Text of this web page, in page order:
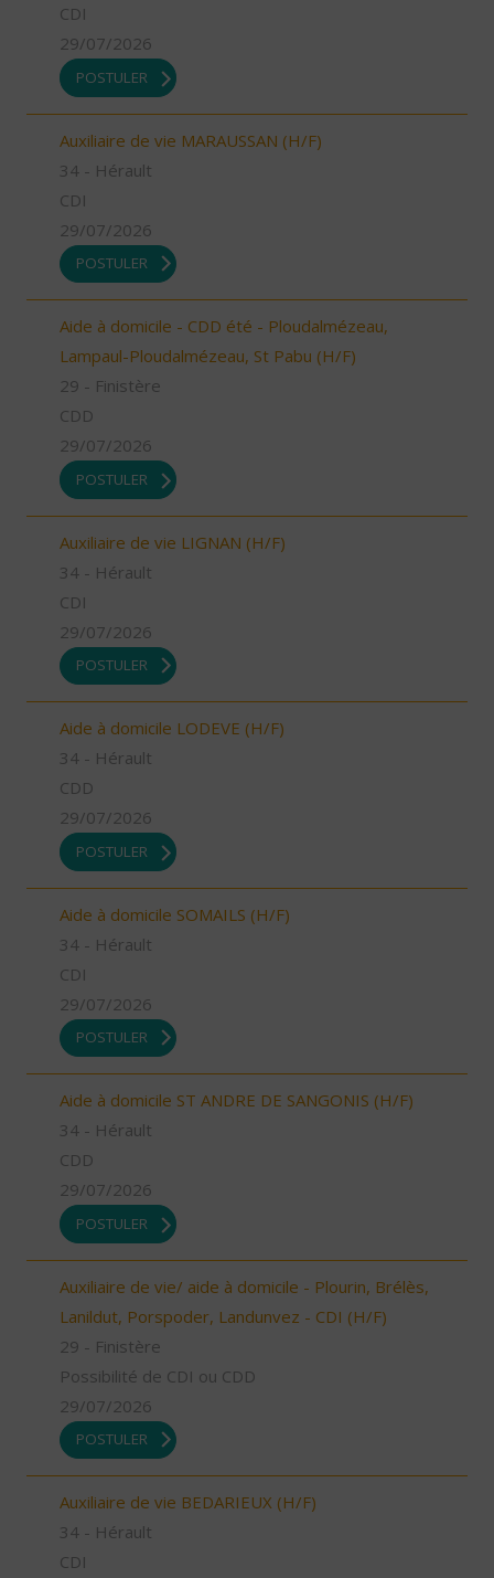
CDI
29/07/2026
POSTULER
Auxiliaire de vie MARAUSSAN (H/F)
34 - Hérault
CDI
29/07/2026
POSTULER
Aide à domicile - CDD été - Ploudalmézeau,
Lampaul-Ploudalmézeau, St Pabu (H/F)
29 - Finistère
CDD
29/07/2026
POSTULER
Auxiliaire de vie LIGNAN (H/F)
34 - Hérault
CDI
29/07/2026
POSTULER
Aide à domicile LODEVE (H/F)
34 - Hérault
CDD
29/07/2026
POSTULER
Aide à domicile SOMAILS (H/F)
34 - Hérault
CDI
29/07/2026
POSTULER
Aide à domicile ST ANDRE DE SANGONIS (H/F)
34 - Hérault
CDD
29/07/2026
POSTULER
Auxiliaire de vie/ aide à domicile - Plourin, Brélès,
Lanildut, Porspoder, Landunvez - CDI (H/F)
29 - Finistère
Possibilité de CDI ou CDD
29/07/2026
POSTULER
Auxiliaire de vie BEDARIEUX (H/F)
34 - Hérault
CDI